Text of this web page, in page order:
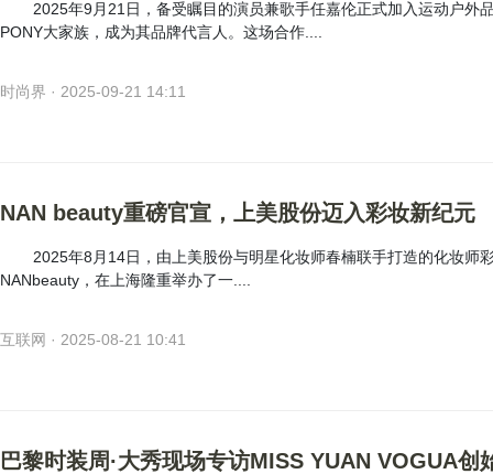
2025年9月21日，备受瞩目的演员兼歌手任嘉伦正式加入运动户外
PONY大家族，成为其品牌代言人。这场合作....
时尚界 · 2025-09-21 14:11
NAN beauty重磅官宣，上美股份迈入彩妆新纪元
2025年8月14日，由上美股份与明星化妆师春楠联手打造的化妆师
NANbeauty，在上海隆重举办了一....
互联网 · 2025-08-21 10:41
巴黎时装周·大秀现场专访MISS YUAN VOGUA创